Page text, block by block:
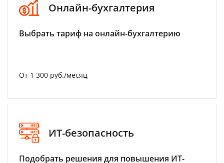
Онлайн-бухгалтерия
Выбрать тариф на онлайн-бухгалтерию
От 1 300 руб./месяц
ИТ-безопасность
Подобрать решения для повышения ИТ-